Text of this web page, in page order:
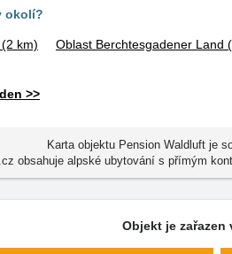
okolí?
(2 km) Oblast Berchtesgadener Land
>>
Karta objektu Pension Waldluft je
obsahuje alpské ubytování s přímým
Objekt je zařazen